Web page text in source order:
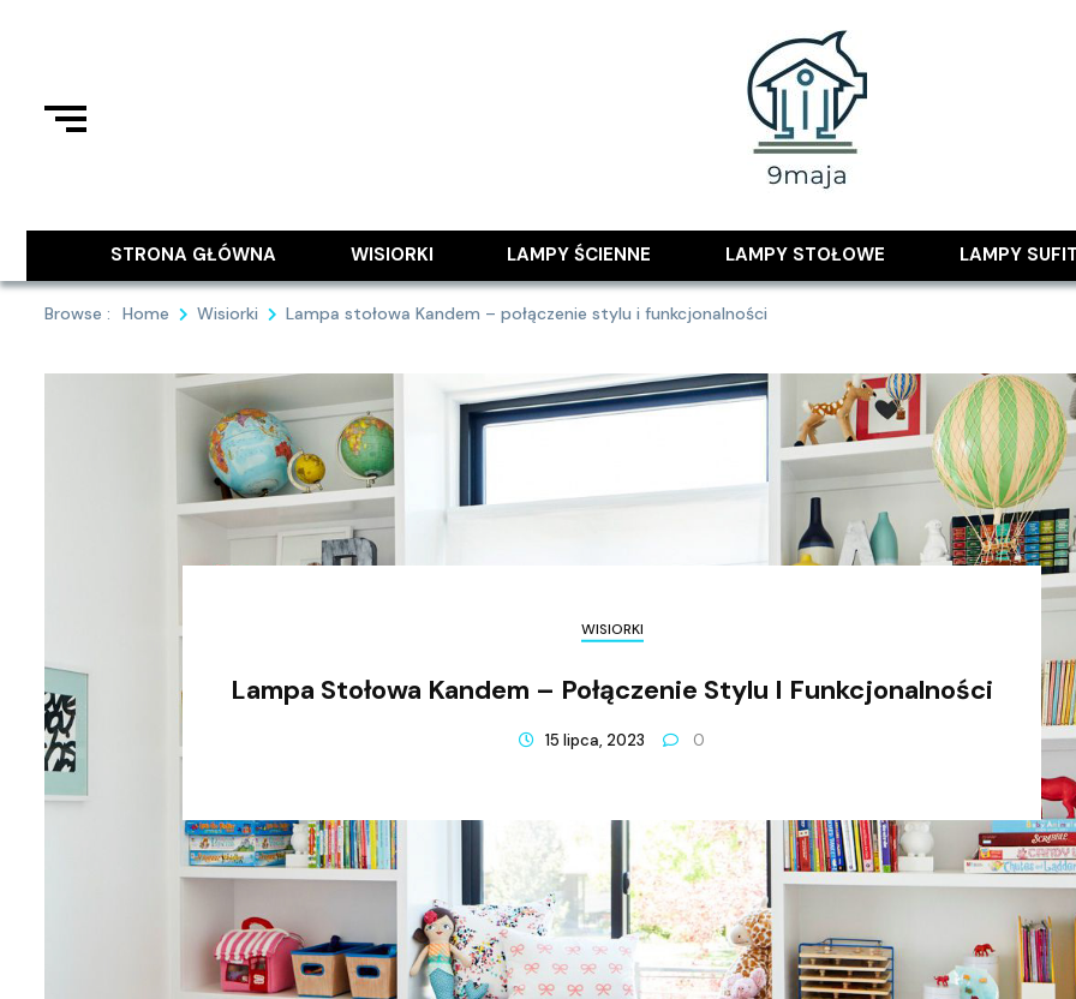
9MAJA
STRONA GŁÓWNA
WISIORKI LAMPY ŚCIENNE LAMPY STOŁOWE LAMPY
Browse : Home Wisiorki Lampa stołowa Kandem – połączenie stylu i funkcjonalności
WISIORKI
Lampa Stołowa Kandem – Połączenie Stylu I Funkcjonalności
15 lipca, 2023 0